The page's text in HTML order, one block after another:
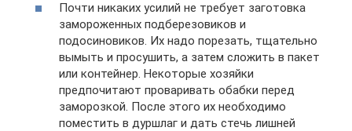
Почти никаких усилий не требует заготовка
замороженных подберезовиков и
подосиновиков. Их надо порезать, тщательно
вымыть и просушить, а затем сложить в пакет
или контейнер. Некоторые хозяйки
предпочитают проваривать обабки перед
заморозкой. После этого их необходимо
поместить в дуршлаг и дать стечь лишней